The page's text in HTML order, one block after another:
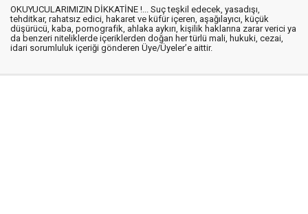
OKUYUCULARIMIZIN DİKKATİNE !... Suç teşkil edecek, yasadışı,
tehditkar, rahatsız edici, hakaret ve küfür içeren, aşağılayıcı, küçük
düşürücü, kaba, pornografik, ahlaka aykırı, kişilik haklarına zarar verici ya
da benzeri niteliklerde içeriklerden doğan her türlü mali, hukuki, cezai,
idari sorumluluk içeriği gönderen Üye/Üyeler’e aittir.